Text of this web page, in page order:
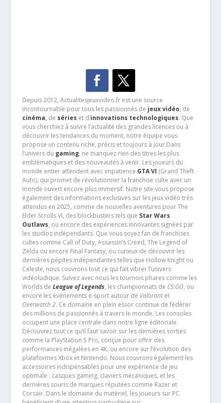
Depuis 2012, Actualitesjeuxvideo.fr est une source
incontournable pour tous les passionnés de jeux vidéo, de
cinéma,de séries et d’innovations technologiques. Que
vous cherchiez à suivre l’actualité des grandes licences ou à
découvrir les tendances du moment, notre équipe vous
propose un contenu riche, précis et toujours à jour.Dans
l’univers du gaming, ne manquez rien des titres les plus
emblématiques et des nouveautés à venir. Les joueurs du
monde entier attendent avec impatience GTA VI (Grand Theft
Auto), qui promet de révolutionner la franchise culte avec un
monde ouvert encore plus immersif. Notre site vous propose
également des informations exclusives sur les jeux vidéo très
attendus en 2025, comme de nouvelles aventures pour The
Elder Scrolls VI, des blockbusters tels que Star Wars
Outlaws, ou encore des expériences innovantes signées par
les studios indépendants. Que vous soyez fan de franchises
cultes comme Call of Duty, Assassin’s Creed, The Legend of
Zelda ou encore Final Fantasy, ou curieux de découvrir les
dernières pépites indépendantes telles que Hollow Knight ou
Celeste, nous couvrons tout ce qui fait vibrer l’univers
vidéoludique. Suivez avec nous les tournois phares comme les
Worlds de League of Legends, les championnats de CS:GO, ou
encore les événements e-sport autour de Valorantet
Overwatch 2. Ce domaine en plein essor continue de fédérer
des millions de passionnés à travers le monde. Les consoles
occupent une place centrale dans notre ligne éditoriale.
Découvrez tout ce qu’il faut savoir sur les dernières sorties
comme la PlayStation 5 Pro, conçue pour offrir des
performances inégalées en 4K, ou encore sur l’évolution des
plateformes Xbox et Nintendo. Nous couvrons également les
accessoires indispensables pour une expérience de jeu
optimale : casques gaming, claviers mécaniques, et les
dernières souris de marques réputées comme Razer et
Corsair. Dans le domaine du matériel, les joueurs sur PC